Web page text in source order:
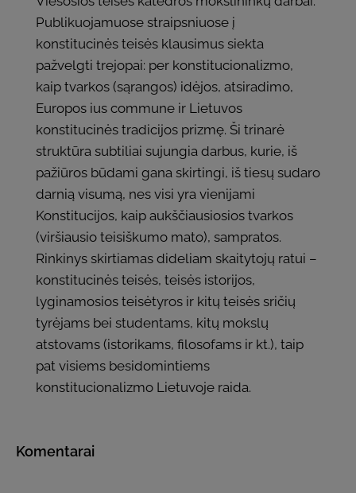
Publikuojamuose straipsniuose į
konstitucinės teisės klausimus siekta
pažvelgti trejopai: per konstitucionalizmo,
kaip tvarkos (sąrangos) idėjos, atsiradimo,
Europos ius commune ir Lietuvos
konstitucinės tradicijos prizmę. Ši trinarė
struktūra subtiliai sujungia darbus, kurie, iš
pažiūros būdami gana skirtingi, iš tiesų sudaro
darnią visumą, nes visi yra vienijami
Konstitucijos, kaip aukščiausiosios tvarkos
(viršiausio teisiškumo mato), sampratos.
Rinkinys skirtiamas dideliam skaitytojų ratui –
konstitucinės teisės, teisės istorijos,
lyginamosios teisėtyros ir kitų teisės sričių
tyrėjams bei studentams, kitų mokslų
atstovams (istorikams, filosofams ir kt.), taip
pat visiems besidomintiems
konstitucionalizmo Lietuvoje raida.
Komentarai